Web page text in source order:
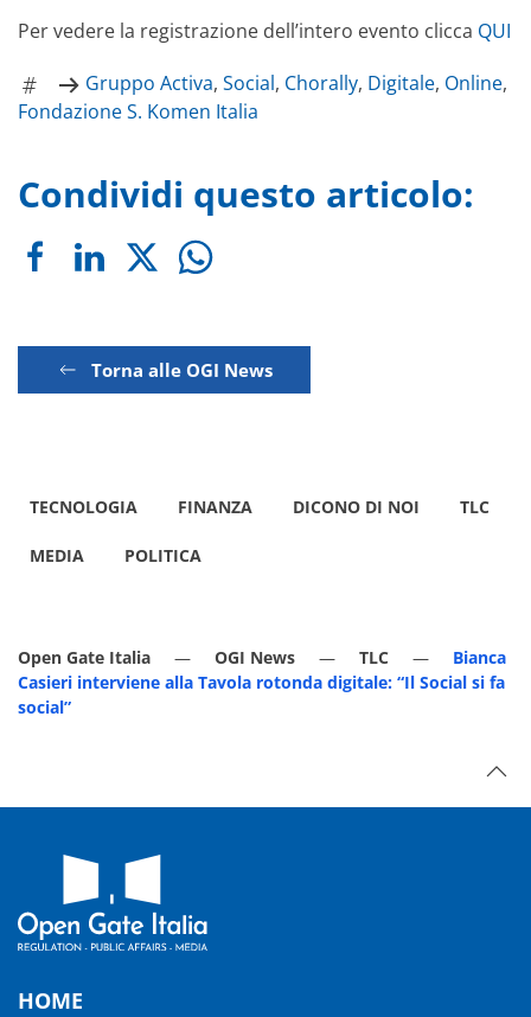
Per vedere la registrazione dell’intero evento clicca QUI
Gruppo Activa, Social, Chorally, Digitale, Online,
Fondazione S. Komen Italia
Condividi questo articolo:
Torna alle OGI News
TECNOLOGIA FINANZA DICONO DI NOI TLC
MEDIA POLITICA
Open Gate Italia OGI News TLC
Bianca
Casieri interviene alla Tavola rotonda digitale: “Il Social si fa
social”
HOME